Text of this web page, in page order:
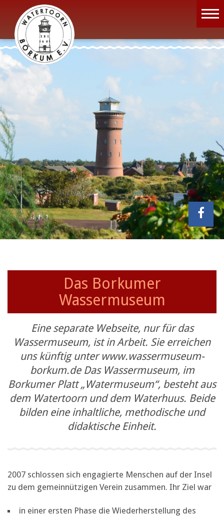
Wassermuseum
Öffnungszeiten
Verein
Aktuelles
Wissenswertes
Geschichte
Projekte
Das Borkumer
Wassermuseum
Eine separate Webseite, nur für das
Wassermuseum, ist in Arbeit. Sie erreichen
uns künftig unter www.wassermuseum-
borkum.de Das Wassermuseum, im
Borkumer Platt „Watermuseum“, besteht aus
dem Watertoorn und dem Waterhuus. Beide
bilden eine inhaltliche, methodische und
didaktische Einheit.
2007 schlossen sich engagierte Menschen auf der Insel
zu dem gemeinnützigen Verein zusammen. Ihr Ziel war
in einer ersten Phase die Wiederherstellung des